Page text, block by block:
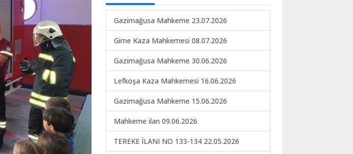
Gazimağusa Mahkeme 23.07.2026
Girne Kaza Mahkemesi 08.07.2026
Gazimağusa Mahkeme 30.06.2026
Lefkoşa Kaza Mahkemesi 16.06.2026
Gazimağusa Mahkeme 15.06.2026
Mahkeme ilan 09.06.2026
TEREKE İLANI NO 133-134 22.05.2026